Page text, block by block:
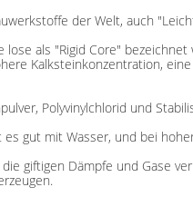
der Welt, auch
als "Rigid Core"
Kalksteinkonzentration,
Polyvinylchlorid und
gut mit Wasser, und bei
giftigen Dämpfe und Gase